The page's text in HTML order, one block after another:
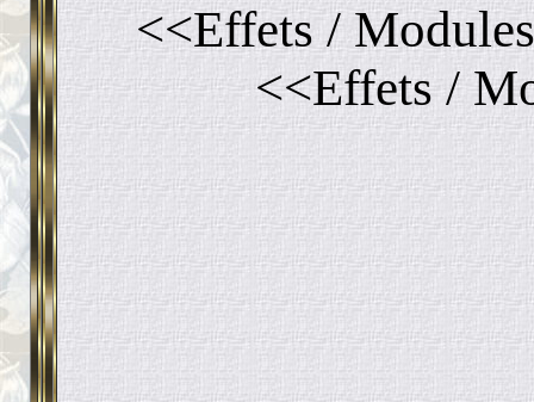
<<Effets /
<<Effets /